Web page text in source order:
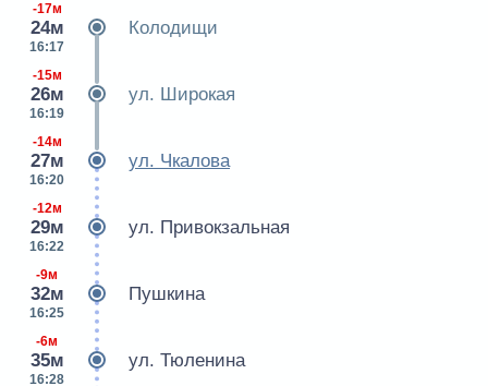
-17м
24м
16:17
Колодищи
-15м
26м
16:19
ул. Широкая
-14м
27м
16:20
ул. Чкалова
-12м
29м
16:22
ул. Привокзальная
-9м
32м
16:25
Пушкина
-6м
35м
16:28
ул. Тюленина